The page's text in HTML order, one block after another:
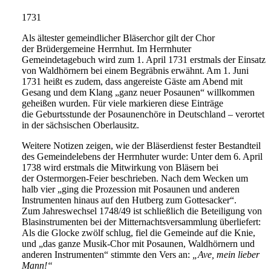
1731
Als ältester gemeindlicher Bläserchor gilt der Chor
der Brüdergemeine Herrnhut. Im Herrnhuter
Gemeindetagebuch wird zum 1. April 1731 erstmals der Einsatz
von Waldhörnern bei einem Begräbnis erwähnt. Am 1. Juni
1731 heißt es zudem, dass angereiste Gäste am Abend mit
Gesang und dem Klang „ganz neuer Posaunen“ willkommen
geheißen wurden. Für viele markieren diese Einträge
die Geburtsstunde der Posaunenchöre in Deutschland – verortet
in der sächsischen Oberlausitz.
Weitere Notizen zeigen, wie der Bläserdienst fester Bestandteil
des Gemeindelebens der Herrnhuter wurde: Unter dem 6. April
1738 wird erstmals die Mitwirkung von Bläsern bei
der Ostermorgen-Feier beschrieben. Nach dem Wecken um
halb vier „ging die Prozession mit Posaunen und anderen
Instrumenten hinaus auf den Hutberg zum Gottesacker“.
Zum Jahreswechsel 1748/49 ist schließlich die Beteiligung von
Blasinstrumenten bei der Mitternachtsversammlung überliefert:
Als die Glocke zwölf schlug, fiel die Gemeinde auf die Knie,
und „das ganze Musik-Chor mit Posaunen, Waldhörnern und
anderen Instrumenten“ stimmte den Vers an:
„Ave, mein lieber
Mann!“